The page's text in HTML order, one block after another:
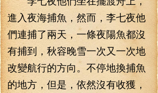
進入夜海捕魚，然而，李七夜他
們連捕了兩天，一條夜陽魚都沒
有捕到，秋容晚雪一次又一次地
改變航行的方向。不停地換捕魚
的地方，但是，依然沒有收獲，